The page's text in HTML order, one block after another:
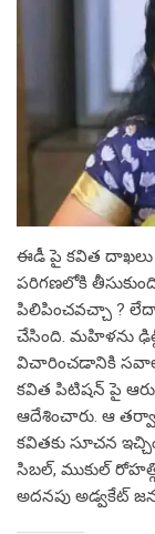
ఈడీ పై కవిత దాఖలు
పరిగణలోకి
పిలిపించవచ్చా ? లేదా
చేసింది. మహిళను
విచారించడానికి సవాల్
కవిత పిటిషన్ పై
ఆదేశించారు. ఆ
కవితకు సూచన
సిబల్, ముకుల్
అదనపు అడ్వకేట్